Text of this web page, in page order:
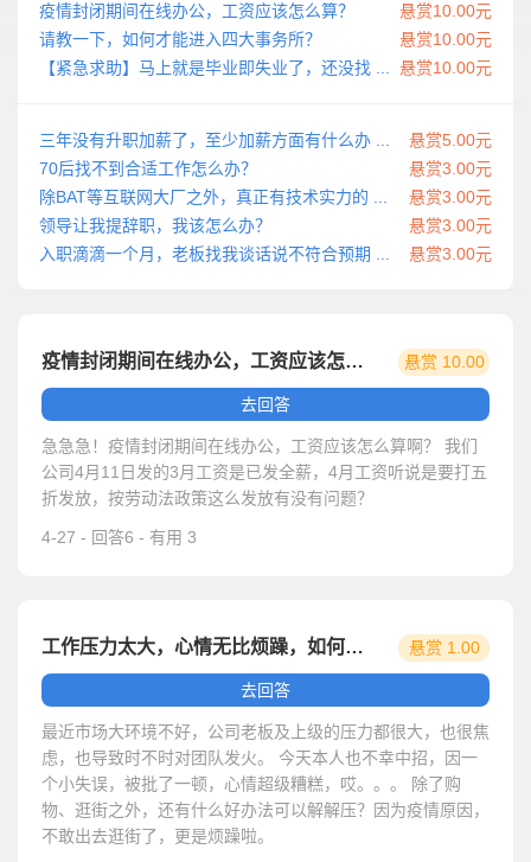
悬赏10.00元
疫情封闭期间在线办公，工资应该怎么算？
悬赏10.00元
请教一下，如何才能进入四大事务所？
悬赏10.00元
【紧急求助】马上就是毕业即失业了，还没找 ...
悬赏5.00元
三年没有升职加薪了，至少加薪方面有什么办 ...
悬赏3.00元
70后找不到合适工作怎么办？
悬赏3.00元
除BAT等互联网大厂之外，真正有技术实力的 ...
悬赏3.00元
领导让我提辞职，我该怎么办？
悬赏3.00元
入职滴滴一个月，老板找我谈话说不符合预期 ...
疫情封闭期间在线办公，工资应该怎么算？
悬赏 10.00
元
去回答
急急急！疫情封闭期间在线办公，工资应该怎么算啊？ 我们
公司4月11日发的3月工资是已发全薪，4月工资听说是要打五
折发放，按劳动法政策这么发放有没有问题？
4-27 - 回答6 - 有用 3
工作压力太大，心情无比烦躁，如何解压为好 ...
悬赏 1.00
元
去回答
最近市场大环境不好，公司老板及上级的压力都很大，也很焦
虑，也导致时不时对团队发火。 今天本人也不幸中招，因一
个小失误，被批了一顿，心情超级糟糕，哎。。。 除了购
物、逛街之外，还有什么好办法可以解解压？因为疫情原因，
不敢出去逛街了，更是烦躁啦。